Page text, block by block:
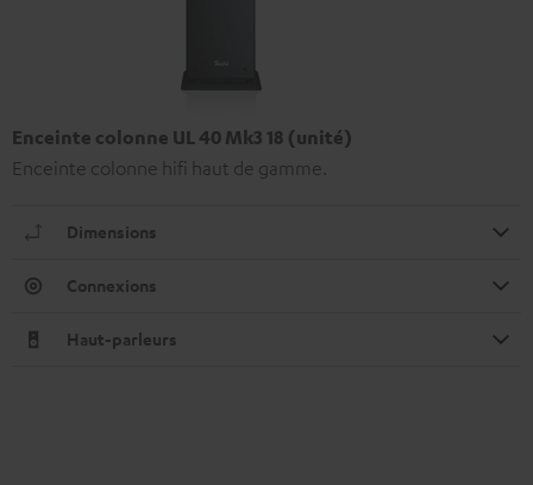
Enceinte colonne UL 40 Mk3 18 (unité)
Enceinte colonne hifi haut de gamme.
Dimensions
Connexions
Haut-parleurs